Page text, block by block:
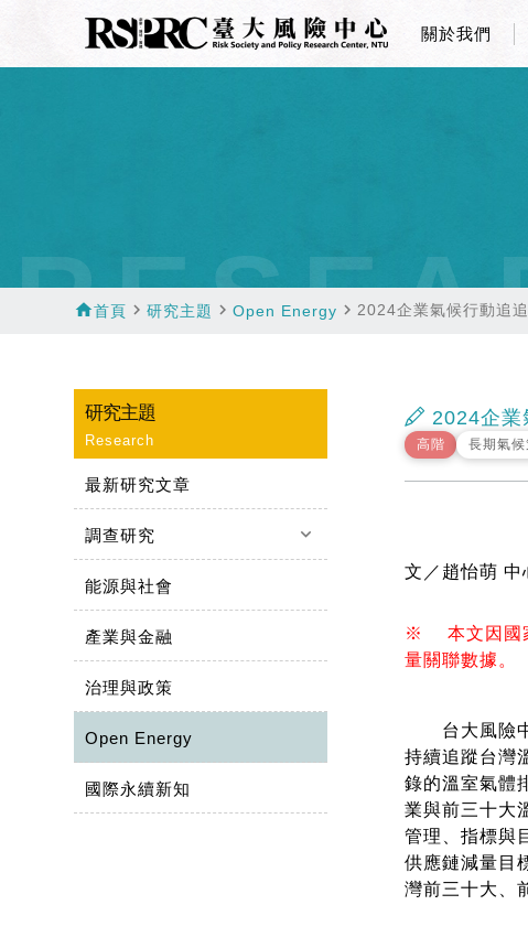
關於我們
home首頁 navigate_next研究主題 navigate_nextOpen Energy navigate_next2024企業氣候行動追
研究主題
Research
最新研究文章
調查研究 keyboard_arrow_down
能源與社會
產業與金融
治理與政策
Open Energy
國際永續新知
2024企業
高階 長期氣候
文／趙怡萌 中
※ 本文因國
量關聯數據。
台大風險中
持續追蹤台灣
錄的溫室氣體
業與前三十大
管理、指標與
供應鏈減量目
灣前三十大、